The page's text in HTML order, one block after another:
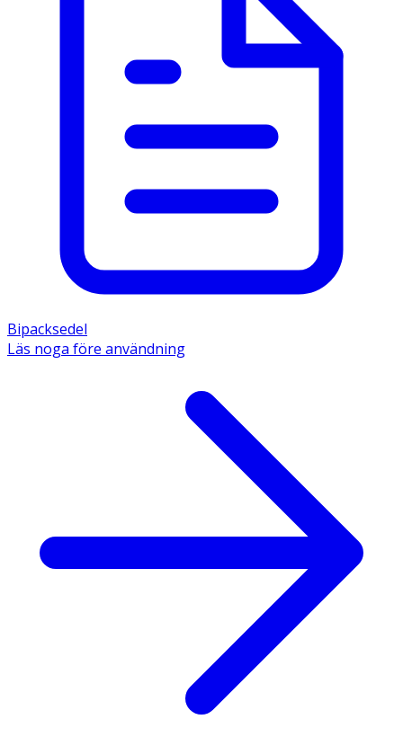
Bipacksedel
Läs noga före användning